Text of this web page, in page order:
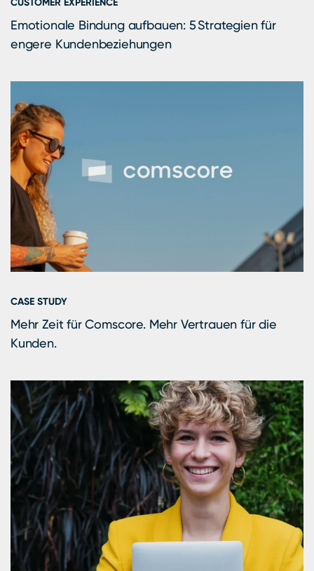
CUSTOMER EXPERIENCE
Emotionale Bindung aufbauen: 5 Strategien für
engere Kundenbeziehungen
CASE STUDY
Mehr Zeit für Comscore. Mehr Vertrauen für die
Kunden.